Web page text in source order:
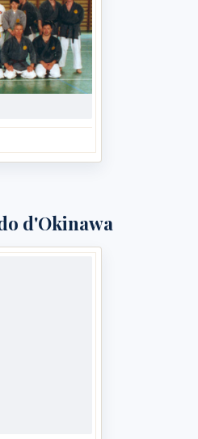
d'Okinawa